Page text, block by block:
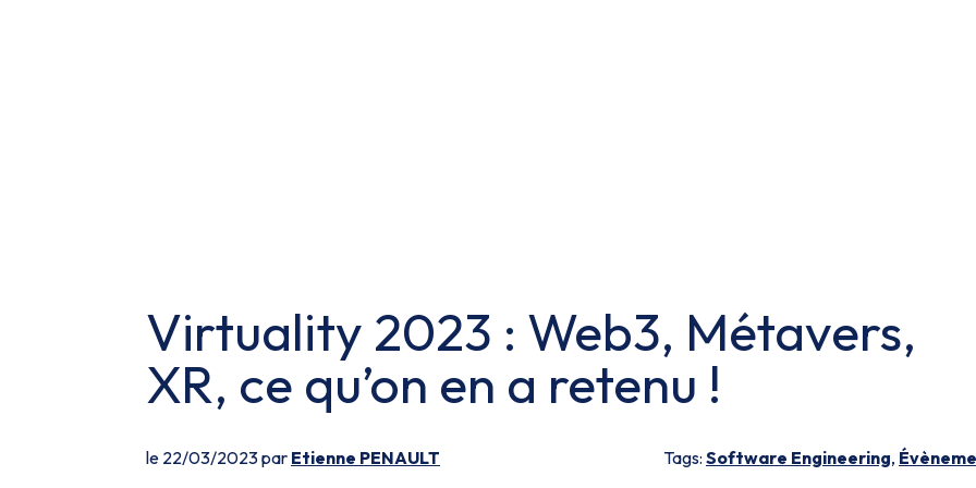
Virtuality 2023 : Web3, Métavers,
XR, ce qu’on en a retenu !
le 22/03/2023 par Etienne PENAULT Tags: Software Engineering,